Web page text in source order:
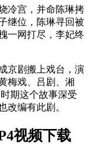
冷宫，并命陈琳拷
继位，陈琳寻回被
一网打尽，李妃终
京剧搬上戏台，演
梅戏、吕剧、湘
期这个故事深受
改编有此剧。
视频下载